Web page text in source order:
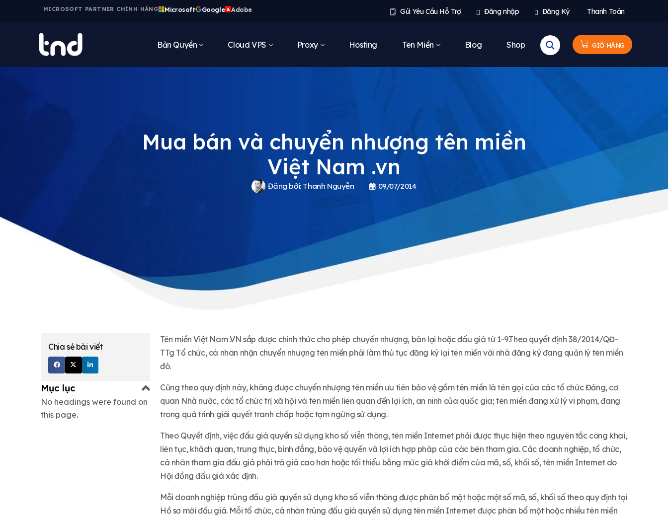
MICROSOFT PARTNER CHÍNH HÃNG Microsoft Google A Adobe Gửi Yêu Cầu Hỗ Trợ Đăng nhập Đăng Ký Thanh Toán
Bản Quyền Cloud VPS Proxy Hosting Tên Miền Blog Shop GIỎ HÀNG
Mua bán và chuyển nhượng tên miền
Việt Nam .vn
Đăng bởi: Thanh Nguyễn 09/07/2014
Chia sẻ bài viết
Mục lục
No headings were found on
this page.
Tên miền Việt Nam .VN sắp được chính thức cho phép chuyển nhượng, bán lại hoặc đấu giá từ 1-9.Theo quyết định 38/2014/QĐ-
TTg Tổ chức, cá nhân nhận chuyển nhượng tên miền phải làm thủ tục đăng ký lại tên miền với nhà đăng ký đang quản lý tên miền
đó.
Cũng theo quy định này, không được chuyển nhượng tên miền ưu tiên bảo vệ gồm tên miền là tên gọi của các tổ chức Đảng, cơ
quan Nhà nước, các tổ chức trị xã hội và tên miền liên quan đến lợi ích, an ninh của quốc gia; tên miền đang xử lý vi phạm, đang
trong quá trình giải quyết tranh chấp hoặc tạm ngừng sử dụng.
Theo Quyết định, việc đấu giá quyền sử dụng kho số viễn thông, tên miền Internet phải được thực hiện theo nguyên tắc công khai,
liên tục, khách quan, trung thực, bình đẳng, bảo vệ quyền và lợi ích hợp pháp của các bên tham gia. Các doanh nghiệp, tổ chức,
cá nhân tham gia đấu giá phải trả giá cao hơn hoặc tối thiểu bằng mức giá khởi điểm của mã, số, khối số, tên miền Internet do
Hội đồng đấu giá xác định.
Mỗi doanh nghiệp trúng đấu giá quyền sử dụng kho số viễn thông được phân bổ một hoặc một số mã, số, khối số theo quy định tại
Hồ sơ mời đấu giá. Mỗi tổ chức, cá nhân trúng đấu giá quyền sử dụng tên miền Internet được phân bổ một hoặc nhiều tên miền